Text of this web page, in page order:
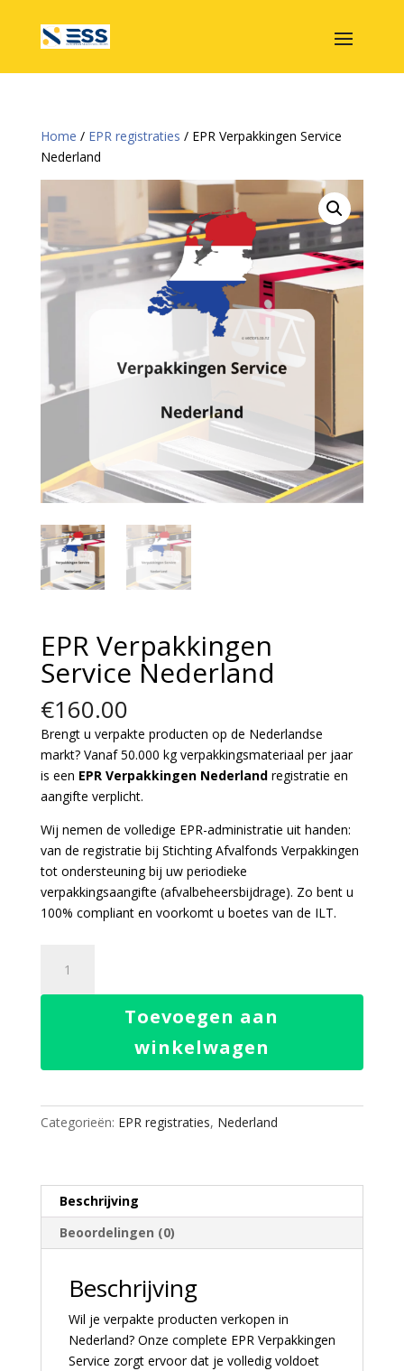
Home / EPR registraties / EPR Verpakkingen Service
Nederland
EPR Verpakkingen
Service Nederland
€160.00
Brengt u verpakte producten op de Nederlandse
markt? Vanaf 50.000 kg verpakkingsmateriaal per jaar
is een EPR Verpakkingen Nederlandregistratie en
aangifte verplicht.
Wij nemen de volledige EPR-administratie uit handen:
van de registratie bij Stichting Afvalfonds Verpakkingen
tot ondersteuning bij uw periodieke
verpakkingsaangifte (afvalbeheersbijdrage). Zo bent u
100% compliant en voorkomt u boetes van de ILT.
Verpakkingen
Service
Toevoegen aan
winkelwagen
Categorieën: EPR registraties, Nederland
Beschrijving
Beoordelingen (0)
Beschrijving
Wil je verpakte producten verkopen in
Nederland? Onze complete EPR Verpakkingen
Service zorgt ervoor dat je volledig voldoet